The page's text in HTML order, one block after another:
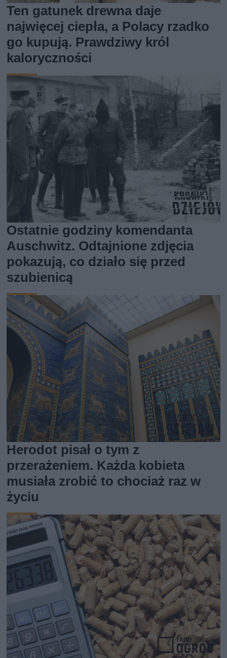
Ten gatunek drewna daje
najwięcej ciepła, a Polacy rzadko
go kupują. Prawdziwy król
kaloryczności
Ostatnie godziny komendanta
Auschwitz. Odtajnione zdjęcia
pokazują, co działo się przed
szubienicą
Herodot pisał o tym z
przerażeniem. Każda kobieta
musiała zrobić to chociaż raz w
życiu